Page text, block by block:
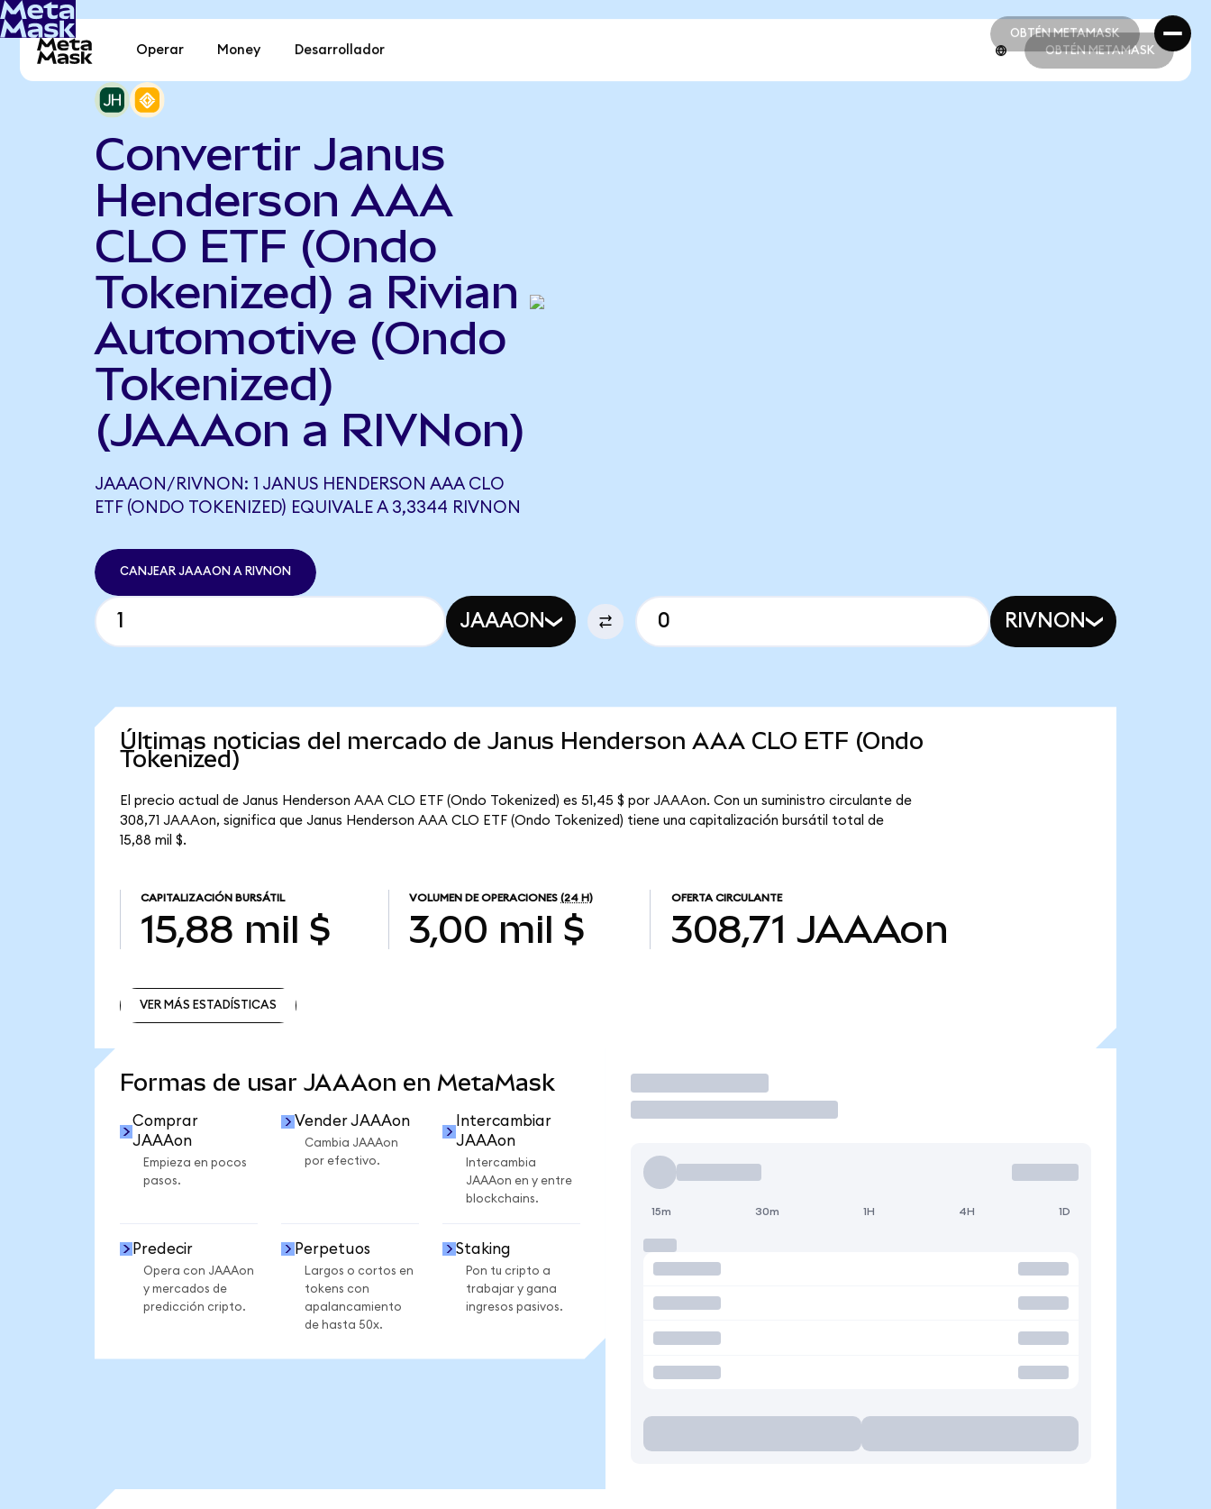
OBTÉN METAMASK
OBTÉN METAMASK
Operar Money Desarrollador OBTÉN METAMASK
Convertir Janus
Henderson AAA
CLO ETF (Ondo
Tokenized) a Rivian
Automotive (Ondo
Tokenized)
(JAAAon a RIVNon)
JAAAON/RIVNON: 1 JANUS HENDERSON AAA CLO
ETF (ONDO TOKENIZED) EQUIVALE A 3,3344 RIVNON
CANJEAR JAAAON A RIVNON
JAAAON RIVNON
Últimas noticias del mercado de Janus Henderson AAA CLO ETF (Ondo
Tokenized)
El precio actual de Janus Henderson AAA CLO ETF (Ondo Tokenized) es 51,45 $ por JAAAon. Con un suministro circulante de
308,71 JAAAon, significa que Janus Henderson AAA CLO ETF (Ondo Tokenized) tiene una capitalización bursátil total de
15,88 mil $.
CAPITALIZACIÓN BURSÁTIL
15,88 mil $
VOLUMEN DE OPERACIONES (24 H)
3,00 mil $
OFERTA CIRCULANTE
308,71 JAAAon
VER MÁS ESTADÍSTICAS
Formas de usar JAAAon en MetaMask
Comprar
JAAAon
Empieza en pocos
pasos.
Vender JAAAon
Cambia JAAAon
por efectivo.
Intercambiar
JAAAon
Intercambia
JAAAon en y entre
blockchains.
Predecir
Opera con JAAAon
y mercados de
predicción cripto.
Perpetuos
Largos o cortos en
tokens con
apalancamiento
de hasta 50x.
Staking
Pon tu cripto a
trabajar y gana
ingresos pasivos.
Operar
15m 30m 1H 4H 1D